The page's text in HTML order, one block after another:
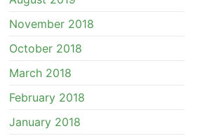
November 2018
October 2018
March 2018
February 2018
January 2018